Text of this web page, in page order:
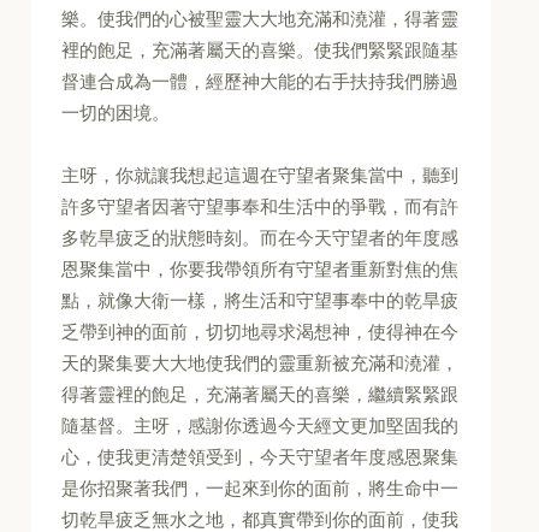
樂。使我們的心被聖靈大大地充滿和澆灌，得著靈
裡的飽足，充滿著屬天的喜樂。使我們緊緊跟隨基
督連合成為一體，經歷神大能的右手扶持我們勝過
一切的困境。
主呀，你就讓我想起這週在守望者聚集當中，聽到
許多守望者因著守望事奉和生活中的爭戰，而有許
多乾旱疲乏的狀態時刻。而在今天守望者的年度感
恩聚集當中，你要我帶領所有守望者重新對焦的焦
點，就像大衛一樣，將生活和守望事奉中的乾旱疲
乏帶到神的面前，切切地尋求渴想神，使得神在今
天的聚集要大大地使我們的靈重新被充滿和澆灌，
得著靈裡的飽足，充滿著屬天的喜樂，繼續緊緊跟
隨基督。主呀，感謝你透過今天經文更加堅固我的
心，使我更清楚領受到，今天守望者年度感恩聚集
是你招聚著我們，一起來到你的面前，將生命中一
切乾旱疲乏無水之地，都真實帶到你的面前，使我